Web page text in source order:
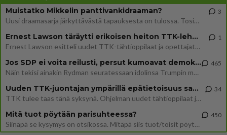
Muistatko Mikkelin panttivankidraaman?
Uusi draamasarja järkyttävästä tapauksesta on tulossa. Tositapahtumiin perustuva sarja ammentaa vuoden 1986 Mikkelin pan
3
Ernest Lawson täräytti erikoisen heiton TTK-lehdistötilaisuudessa: " Onko tässä tarkoituksena...?"
Ernest Lawson esitteli uudet TTK-tähtioppilaat ja opettajat torstaina 6.8. lehdistölle. Tulevalla kaudella on yksi hausk
1
Jos SDP ei voita reilusti, persut kumoavat demokratian Suomesta
Näin tekisi ainakin Rydman seuratessaan idolinsa Trumpin mallia https://www.is.fi/politiikka/art-2000012187244.html
465
Uuden TTK-juontajan ympärillä epätietoisuus sakenee - Nyt MTV hämmentää soppaa
TTK tulee taas tänä syksynä. Ohjelman uudet tähtioppilaat julkistetaan torstaina 6. elokuuta klo 14 alkavassa lehdistö
34
Mitä tuot pöytään parisuhteessa?
Siinäpä se kysymys on otsikossa. Mitäpä siis tuot/toisit pöytään parisuhteessa? Oletko mies vai nainen? Koetko sen mitä
450